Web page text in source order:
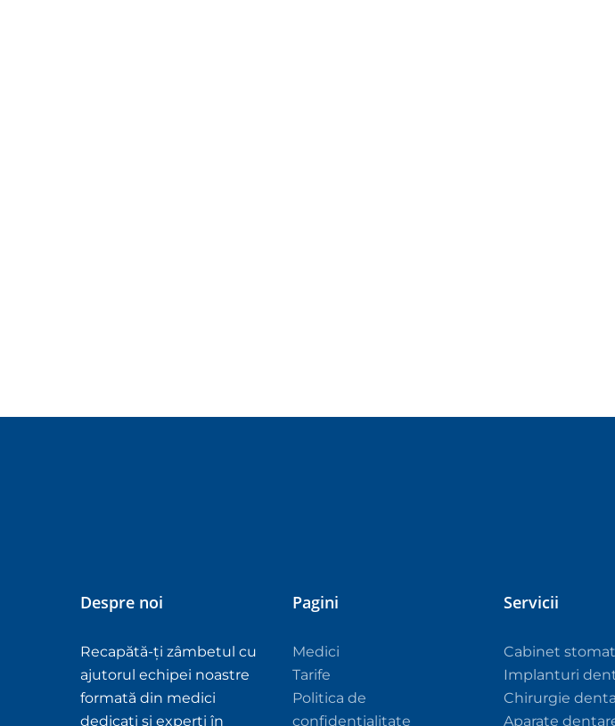
Despre noi
Recapătă-ți zâmbetul cu
ajutorul echipei noastre
formată din medici
dedicați și experți în
Pagini
Medici
Tarife
Politica de
confidentialitate
Servicii
Cabinet
Implanturi
Chirurgie
Aparate